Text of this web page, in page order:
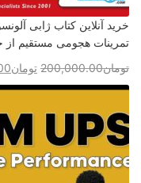
تمرینات هجومی مستقیم
تومان200,000.00 تومان